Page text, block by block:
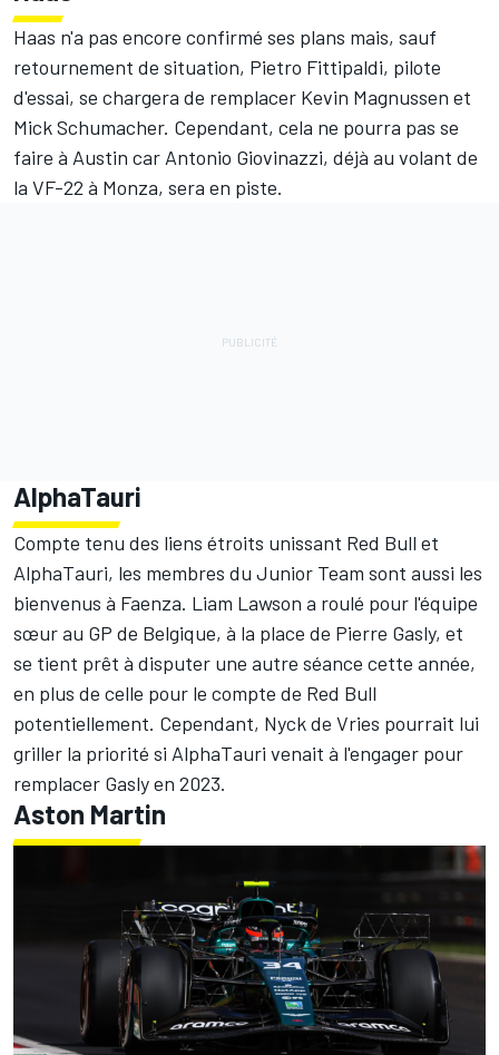
Haas n'a pas encore confirmé ses plans mais, sauf
retournement de situation, Pietro Fittipaldi, pilote
d'essai, se chargera de remplacer Kevin Magnussen et
Mick Schumacher. Cependant, cela ne pourra pas se
faire à Austin car Antonio Giovinazzi, déjà au volant de
la VF-22 à Monza, sera en piste.
AlphaTauri
Compte tenu des liens étroits unissant Red Bull et
AlphaTauri, les membres du Junior Team sont aussi les
bienvenus à Faenza. Liam Lawson a roulé pour l'équipe
sœur au GP de Belgique, à la place de Pierre Gasly, et
se tient prêt à disputer une autre séance cette année,
en plus de celle pour le compte de Red Bull
potentiellement. Cependant, Nyck de Vries pourrait lui
griller la priorité si AlphaTauri venait à l'engager pour
remplacer Gasly en 2023.
Aston Martin